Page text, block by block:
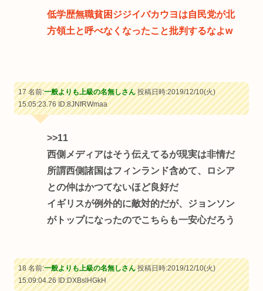
低学歴無職貧困ジジイバカウヨは自民党が北
方領土と呼べなくなったこと批判するなよw
17 名前:一般よりも上級の名無しさん投稿日時:2019/12/10(火)
15:05:23.76ID:8JNfRWmaa
>>11
西側メディアはそう伝えてるが現実は非情だ
所謂西側諸国はフィンランド含めて、ロシア
との仲はかつてないほど良好だ
イギリスが例外的に敵対的だが、ジョンソン
がトップになったのでこちらも一安心だろう
18 名前:一般よりも上級の名無しさん投稿日時:2019/12/10(火)
15:09:04.26ID:DXBslHGkH